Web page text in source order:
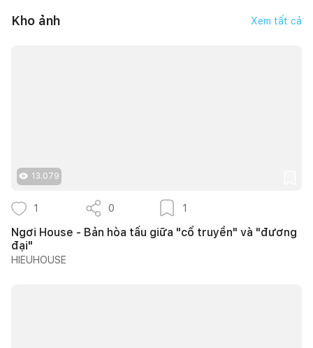
Kho ảnh Xem tất cả
13.079
1 0 1
Ngơi House - Bản hòa tấu giữa "cổ truyền" và "đương
đại"
HIEUHOUSE